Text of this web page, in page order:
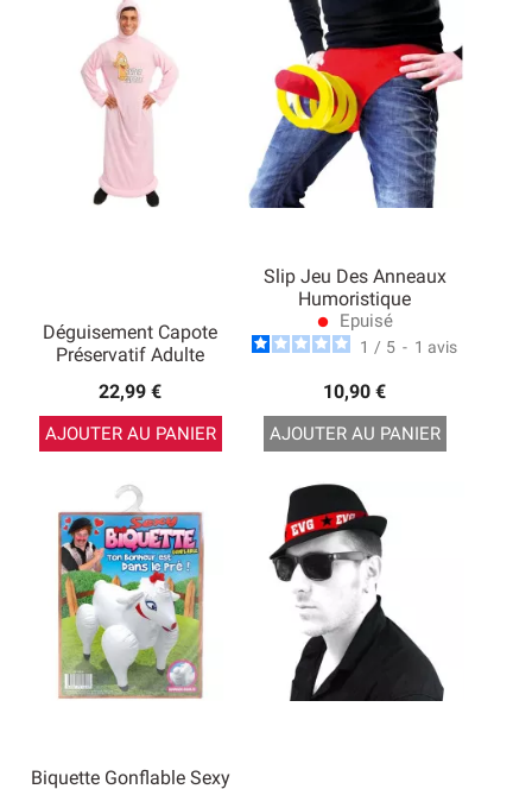
Déguisement Capote
Préservatif Adulte
22,99 €
AJOUTER AU PANIER
Slip Jeu Des Anneaux
Humoristique
lens Epuisé
1 / 5 - 1 avis
10,90 €
AJOUTER AU PANIER
Biquette Gonflable Sexy